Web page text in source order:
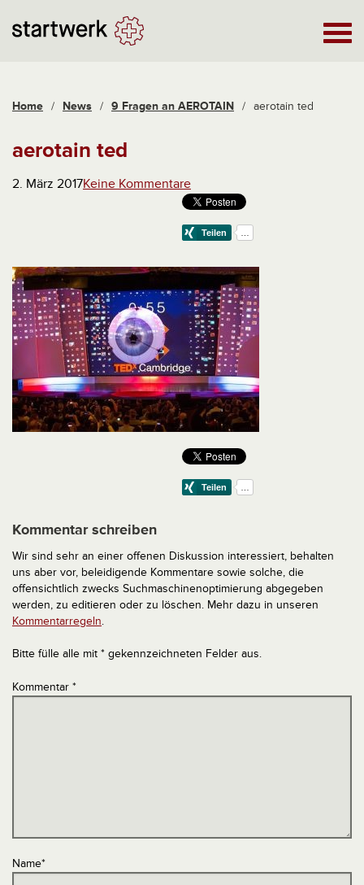
Home / News / 9 Fragen an AEROTAIN / aerotain ted
aerotain ted
2. März 2017Keine Kommentare
Kommentar schreiben
Wir sind sehr an einer offenen Diskussion interessiert, behalten
uns aber vor, beleidigende Kommentare sowie solche, die
offensichtlich zwecks Suchmaschinenoptimierung abgegeben
werden, zu editieren oder zu löschen. Mehr dazu in unseren
Kommentarregeln.
Bitte fülle alle mit * gekennzeichneten Felder aus.
Kommentar *
Name*